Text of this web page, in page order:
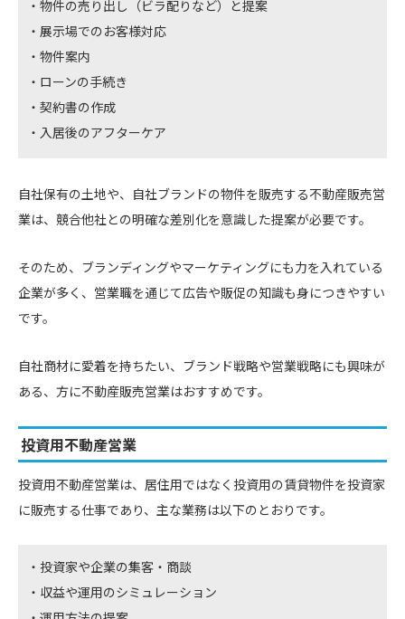
物件の売り出し（ビラ配りなど）と提案
展示場でのお客様対応
物件案内
ローンの手続き
契約書の作成
入居後のアフターケア
自社保有の土地や、自社ブランドの物件を販売する不動産販売営
業は、競合他社との明確な差別化を意識した提案が必要です。
そのため、ブランディングやマーケティングにも力を入れている
企業が多く、営業職を通じて広告や販促の知識も身につきやすい
です。
自社商材に愛着を持ちたい、ブランド戦略や営業戦略にも興味が
ある、方に不動産販売営業はおすすめです。
投資用不動産営業
投資用不動産営業は、居住用ではなく投資用の賃貸物件を投資家
に販売する仕事であり、主な業務は以下のとおりです。
投資家や企業の集客・商談
収益や運用のシミュレーション